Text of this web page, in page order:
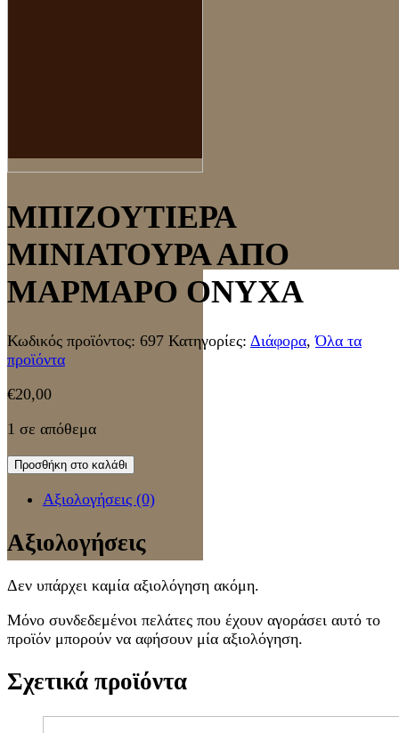
ΜΠΙΖΟΥΤΙΕΡΑ
ΜΙΝΙΑΤΟΥΡΑ ΑΠΟ
ΜΑΡΜΑΡΟ ΟΝΥΧΑ
Κωδικός προϊόντος: 697 Κατηγορίες: Διάφορα,Όλα τα
προϊόντα
€20,00
1 σε απόθεμα
Προσθήκη στο καλάθι
Αξιολογήσεις (0)
Αξιολογήσεις
Δεν υπάρχει καμία αξιολόγηση ακόμη.
Μόνο συνδεδεμένοι πελάτες που έχουν αγοράσει αυτό το
προϊόν μπορούν να αφήσουν μία αξιολόγηση.
Σχετικά προϊόντα